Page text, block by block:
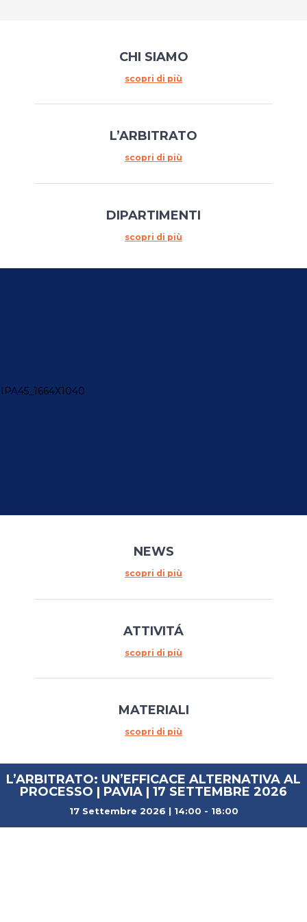
CHI SIAMO
scopri di più
L’ARBITRATO
scopri di più
DIPARTIMENTI
scopri di più
NEWS
scopri di più
ATTIVITÁ
scopri di più
MATERIALI
scopri di più
L’ARBITRATO: UN’EFFICACE ALTERNATIVA AL
PROCESSO | PAVIA | 17 SETTEMBRE 2026
17 Settembre 2026 | 14:00 - 18:00
SCEGLI IL TUO ARBITRO